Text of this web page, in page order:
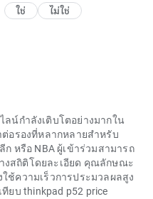
ใช่ ไม่ใช่
น์กำลังเติบโตอย่างมากใน
ต่อรองที่หลากหลายสำหรับ
หรือ NBA ผู้เข้าร่วมสามารถ
สถิติโดยละเอียด คุณลักษณะ
ช้ความเร็วการประมวลผลสูง
ทียบ thinkpad p52 price